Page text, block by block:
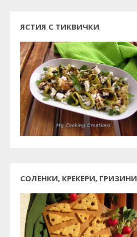
ЯСТИЯ С ТИКВИЧКИ
СОЛЕНКИ, КРЕКЕРИ, ГРИЗИНИ